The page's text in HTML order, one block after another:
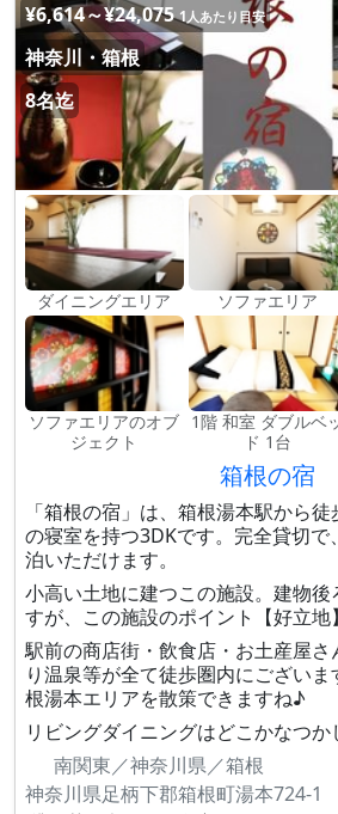
¥6,614～¥24,075 1人あたり目安
神奈川・箱根
8名迄
ダイニングエリア ソファエリア
ソファエリアのオブ
ジェクト
1階 和室 ダブルベ
ド 1台
箱根の宿
「箱根の宿」は、箱根湯本駅から
の寝室を持つ3DKです。完全貸切で
泊いただけます。
小高い土地に建つこの施設。建物後
すが、この施設のポイント【好立地
駅前の商店街・飲食店・お土産屋
り温泉等が全て徒歩圏内にござい
根湯本エリアを散策できますね♪
リビングダイニングはどこかなつか
南関東／神奈川県／箱根
神奈川県足柄下郡箱根町湯本724-1